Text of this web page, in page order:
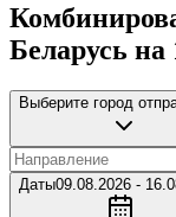
Беларусь на
Выберите город
Даты09.08.2026 -